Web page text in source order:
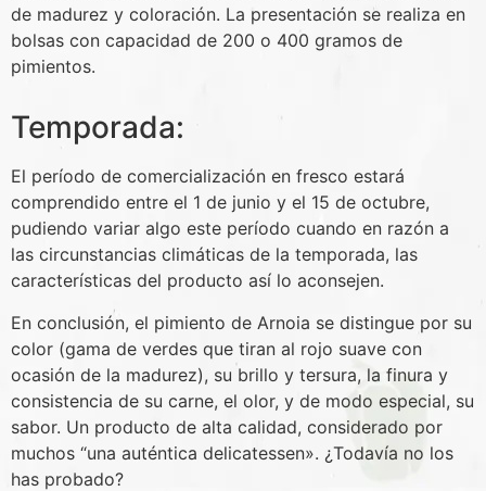
de madurez y coloración. La presentación se realiza en
bolsas con capacidad de 200 o 400 gramos de
pimientos.
Temporada:
El período de comercialización en fresco estará
comprendido entre el 1 de junio y el 15 de octubre,
pudiendo variar algo este período cuando en razón a
las circunstancias climáticas de la temporada, las
características del producto así lo aconsejen.
En conclusión, el pimiento de Arnoia se distingue por su
color (gama de verdes que tiran al rojo suave con
ocasión de la madurez), su brillo y tersura, la finura y
consistencia de su carne, el olor, y de modo especial, su
sabor. Un producto de alta calidad, considerado por
muchos “una auténtica delicatessen». ¿Todavía no los
has probado?